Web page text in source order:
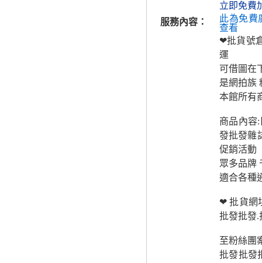
立即免費
服務內容：
此為免費
查看
❤批貨號
運
可借圖在
是網拍族
本館所有
商品內容
發批發雜
促銷活動
眾多品牌
適合各種
❤ 批貨網
批發批發.
至粉絲團
批發批發